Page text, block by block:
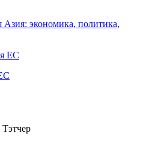
Азия: экономика, политика,